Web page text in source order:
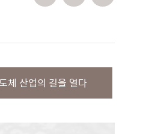
체 산업의 길을 열다